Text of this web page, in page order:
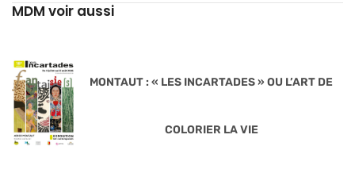
MDM voir aussi
MONTAUT : « LES INCARTADES » OU L’ART DE
COLORIER LA VIE